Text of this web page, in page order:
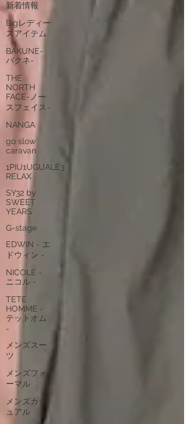
新着情報
Bigレディー
スアイテム
BAKUNE-
バクネ-
THE
NORTH
FACE-ノー
スフェイス-
NANGA
go slow
caravan
1PIU1UGUALE3
RELAX
SY32 by
SWEET
YEARS
G-stage
EDWIN - エ
ドウィン -
NICOLE -
ニコル -
TETE
HOMME -
テットオム
-
メンズスー
ツ
メンズフォ
ーマル
メンズカジ
ュアル